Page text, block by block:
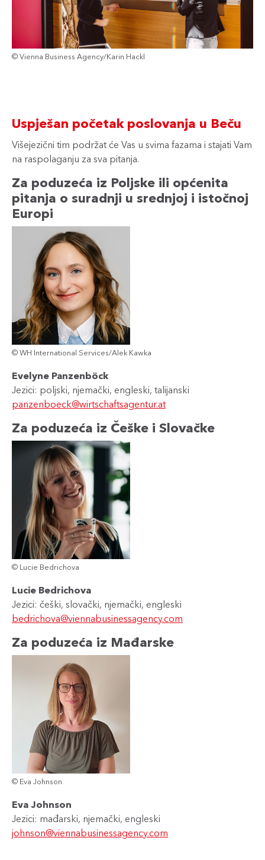
© Vienna Business Agency/Karin Hackl
Uspješan početak poslovanja u Beču
Višejezični tim podržat će Vas u svima fazama i stajati Vam
na raspolaganju za sva pitanja.
Za poduzeća iz Poljske ili općenita
pitanja o suradnji u srednjoj i istočnoj
Europi
© WH International Services/Alek Kawka
Evelyne Panzenböck
Jezici: poljski, njemački, engleski, talijanski
panzenboeck@wirtschaftsagentur.at
Za poduzeća iz Češke i Slovačke
© Lucie Bedrichova
Lucie Bedrichova
Jezici: češki, slovački, njemački, engleski
bedrichova@viennabusinessagency.com
Za poduzeća iz Mađarske
© Eva Johnson
Eva Johnson
Jezici: mađarski, njemački, engleski
johnson@viennabusinessagency.com